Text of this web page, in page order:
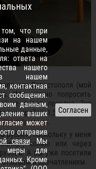
или Севастополя (мой
Или можно попросить
около поселка Зуя
пройти 1,5 км вдоль
taurida.rgo.ru
рублей, поскольку у меня
копию или через
А вы уже посетили
и впечатлениям.
что при
на нашем
данные,
ответа на
нашего
в нашем
контактная
сообщения.
данным,
ваших
может
отправив
связи. Мы
меры для
Кроме